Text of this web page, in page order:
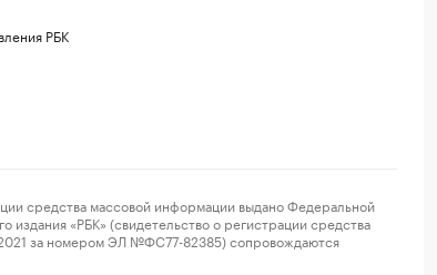
РБК
средства массовой информации выдано Федеральной
«РБК» (свидетельство о регистрации средства
за номером ЭЛ №ФС77-82385) сопровождаются